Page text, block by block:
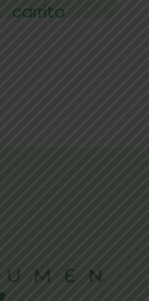
carrito